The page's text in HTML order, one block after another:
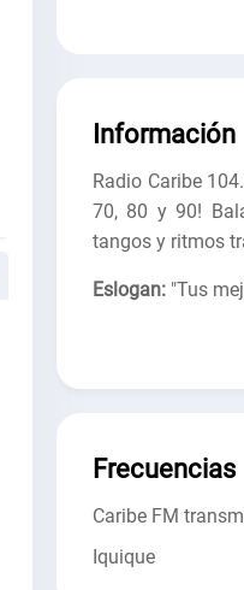
Información
Radio Caribe
70, 80 y 90!
tangos y ritmos
Eslogan: "Tus
Frecuencias
Caribe FM
Iquique